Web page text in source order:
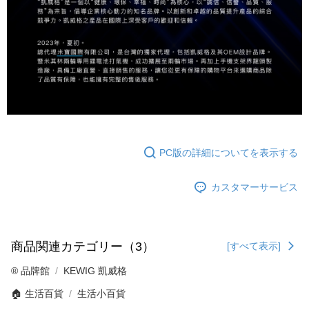
PC版の詳細についてを表示する
カスタマーサービス
商品関連カテゴリー（3） [すべて表示]
®️ 品牌館 KEWIG 凱威格
🏠 生活百貨 生活小百貨